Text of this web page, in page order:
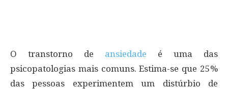
O transtorno de ansiedade é uma das
psicopatologias mais comuns. Estima-se que 25%
das pessoas experimentem um distúrbio de